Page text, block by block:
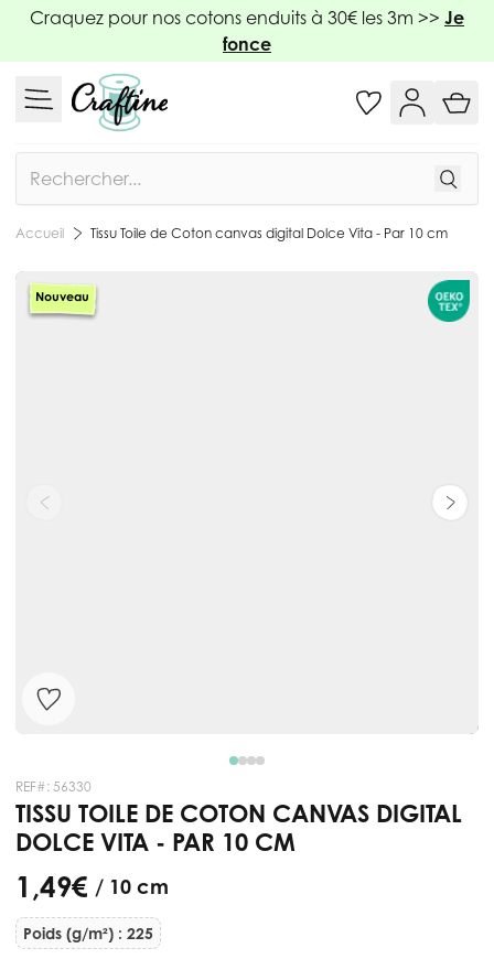
Allez au contenu
Craquez pour nos cotons enduits à 30€ les 3m >> Je
fonce
Accueil Tissu Toile de Coton canvas digital Dolce Vita - Par 10 cm
Nouveau
REF#: 56330
TISSU TOILE DE COTON CANVAS DIGITAL
DOLCE VITA - PAR 10 CM
1,49 € / 10 cm
Poids (g/m²) : 225